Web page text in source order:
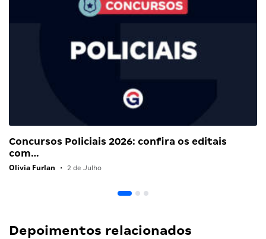
Concursos Policiais 2026: confira os editais
com…
Olivia Furlan • 2 de Julho
Depoimentos relacionados